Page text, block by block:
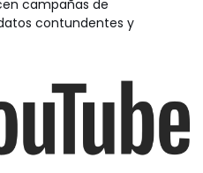
campañas de
contundentes y